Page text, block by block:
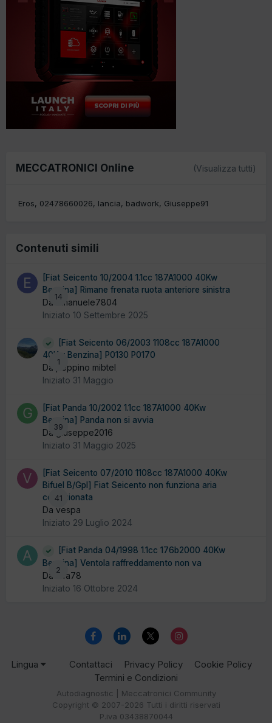
MECCATRONICI Online (Visualizza tutti)
Eros 02478660026 lancia badwork Giuseppe91
Contenuti simili
14
[Fiat Seicento 10/2004 1.1cc 187A1000 40Kw
Benzina] Rimane frenata ruota anteriore sinistra
Da emanuele7804
Iniziato 10 Settembre 2025
1
[Fiat Seicento 06/2003 1108cc 187A1000
40Kw Benzina] P0130 P0170
Da peppino mibtel
Iniziato 31 Maggio
39
[Fiat Panda 10/2002 1.1cc 187A1000 40Kw
Benzina] Panda non si avvia
Da giuseppe2016
Iniziato 31 Maggio 2025
41
[Fiat Seicento 07/2010 1108cc 187A1000 40Kw
Bifuel B/Gpl] Fiat Seicento non funziona aria
condizionata
Da vespa
Iniziato 29 Luglio 2024
2
[Fiat Panda 04/1998 1.1cc 176b2000 40Kw
Benzina] Ventola raffreddamento non va
Da alfa78
Iniziato 16 Ottobre 2024
Lingua Contattaci Privacy Policy
Cookie Policy
Termini e Condizioni
Autodiagnostic | Meccatronici Community
Copyright © 2007-2026 Tutti i diritti riservati
P.iva 03438870044